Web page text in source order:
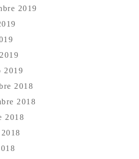
2019
2019
2018
2018
2018